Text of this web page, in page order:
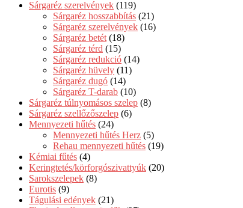
Sárgaréz szerelvények (119)
Sárgaréz hosszabbítás (21)
Sárgaréz szerelvények (16)
Sárgaréz betét (18)
Sárgaréz térd (15)
Sárgaréz redukció (14)
Sárgaréz hüvely (11)
Sárgaréz dugó (14)
Sárgaréz T-darab (10)
Sárgaréz túlnyomásos szelep (8)
Sárgaréz szellőzőszelep (6)
Mennyezeti hűtés (24)
Mennyezeti hűtés Herz (5)
Rehau mennyezeti hűtés (19)
Kémiai fűtés (4)
Keringtetés/körforgószivattyúk (20)
Sarokszelepek (8)
Eurotis (9)
Tágulási edények (21)